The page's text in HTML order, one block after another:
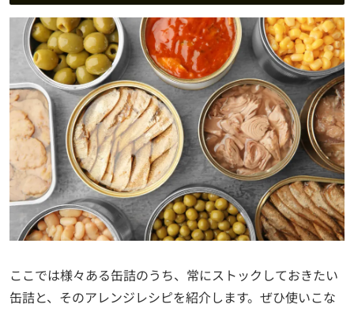
ここでは様々ある缶詰のうち、常にストックしておきたい
缶詰と、そのアレンジレシピを紹介します。ぜひ使いこな